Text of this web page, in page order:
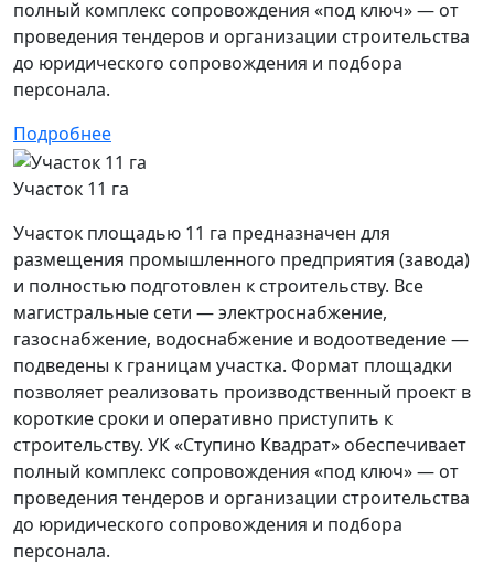
полный комплекс сопровождения «под ключ» — от
проведения тендеров и организации строительства
до юридического сопровождения и подбора
персонала.
Подробнее
Участок 11 га
Участок площадью 11 га предназначен для
размещения промышленного предприятия (завода)
и полностью подготовлен к строительству. Все
магистральные сети — электроснабжение,
газоснабжение, водоснабжение и водоотведение —
подведены к границам участка. Формат площадки
позволяет реализовать производственный проект в
короткие сроки и оперативно приступить к
строительству. УК «Ступино Квадрат» обеспечивает
полный комплекс сопровождения «под ключ» — от
проведения тендеров и организации строительства
до юридического сопровождения и подбора
персонала.